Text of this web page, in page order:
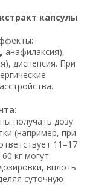
капсулы
анафилаксия),
диспепсия. При
получать дозу
(например, при
11–17
кг могут
вплоть
суточную